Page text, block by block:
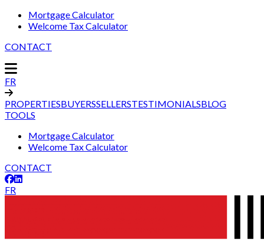
Mortgage Calculator
Welcome Tax Calculator
CONTACT
FR
PROPERTIESBUYERSSELLERSTESTIMONIALSBLOG
TOOLS
Mortgage Calculator
Welcome Tax Calculator
CONTACT
FR